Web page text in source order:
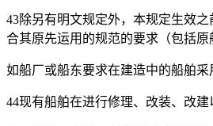
43除另有明文规定外，本规定生效
合其原先运用的规范的要求（包括原
如船厂或船东要求在建造中的船舶
44现有船舶在进行修理、改装、改